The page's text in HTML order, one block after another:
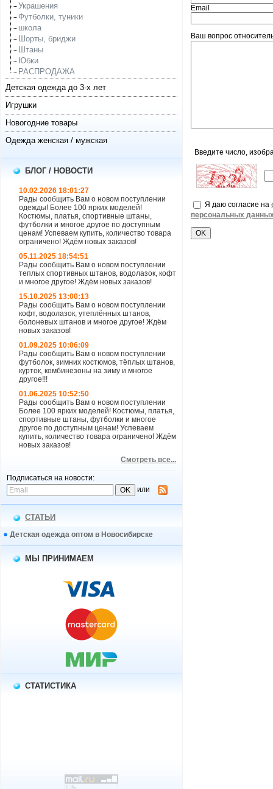
Украшения
Футболки, туники
школа
Шорты, бриджи
Штаны
Юбки
РАСПРОДАЖА
Детская одежда до 3-х лет
Игрушки
Новогодние товары
Одежда женская / мужская
БЛОГ / НОВОСТИ
10.02.2026 18:01:27
Рады сообщить Вам о новом поступлении
одежды! Более 100 ярких моделей!
Костюмы, платья, спортивные штаны,
футболки и многое другое по доступным
ценам! Успеваем купить, количество товара
ограничено! Ждём новых заказов!
05.11.2025 18:54:51
Рады сообщить Вам о новом поступлении
теплых спортивных штанов, водолазок, кофт
и многое другое! Ждём новых заказов!
15.10.2025 13:00:13
Рады сообщить Вам о новом поступлении
кофт, водолазок, утеплённых штанов,
болоневых штанов и многое другое! Ждём
новых заказов!
01.09.2025 10:06:09
Рады сообщить Вам о новом поступлении
футболок, зимних костюмов, тёплых штанов,
курток, комбинезоны на зиму и многое
другое!!!
01.06.2025 10:52:50
Рады сообщить Вам о новом поступлении
Более 100 ярких моделей! Костюмы, платья,
спортивные штаны, футболки и многое
другое по доступным ценам! Успеваем
купить, количество товара ограничено! Ждём
новых заказов!
Смотреть все...
Подписаться на новости:
или
СТАТЬИ
Детская одежда оптом в Новосибирске
МЫ ПРИНИМАЕМ
СТАТИСТИКА
Email
Ваш вопрос
Введите число,
Я даю согласие на
персональных